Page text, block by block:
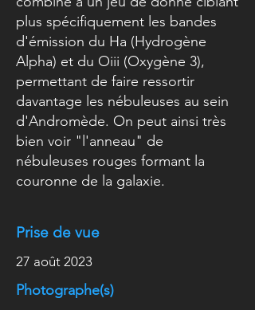
plus spécifiquement les bandes
d'émission du Ha (Hydrogène
Alpha) et du Oiii (Oxygène 3),
permettant de faire ressortir
davantage les nébuleuses au sein
d'Andromède. On peut ainsi très
bien voir "l'anneau" de
nébuleuses rouges formant la
couronne de la galaxie.
Prise de vue
27 août 2023
Photographe(s)